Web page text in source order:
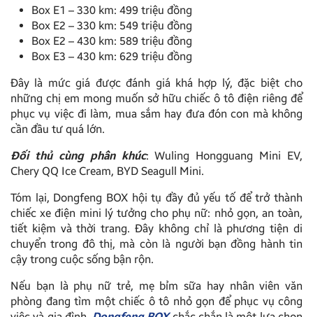
Box E1 – 330 km: 499 triệu đồng
Box E2 – 330 km: 549 triệu đồng
Box E2 – 430 km: 589 triệu đồng
Box E3 – 430 km: 629 triệu đồng
Đây là mức giá được đánh giá khá hợp lý, đặc biệt cho
những chị em mong muốn sở hữu chiếc ô tô điện riêng để
phục vụ việc đi làm, mua sắm hay đưa đón con mà không
cần đầu tư quá lớn.
Đối thủ cùng phân khúc: Wuling Hongguang Mini EV,
Chery QQ Ice Cream, BYD Seagull Mini.
Tóm lại, Dongfeng BOX hội tụ đầy đủ yếu tố để trở thành
chiếc xe điện mini lý tưởng cho phụ nữ: nhỏ gọn, an toàn,
tiết kiệm và thời trang. Đây không chỉ là phương tiện di
chuyển trong đô thị, mà còn là người bạn đồng hành tin
cậy trong cuộc sống bận rộn.
Nếu bạn là phụ nữ trẻ, mẹ bỉm sữa hay nhân viên văn
phòng đang tìm một chiếc ô tô nhỏ gọn để phục vụ công